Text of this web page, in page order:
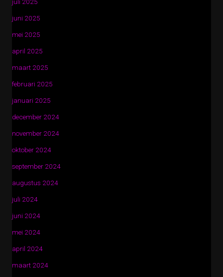
juni 2025
mei 2025
april 2025
maart 2025
februari 2025
januari 2025
december 2024
november 2024
oktober 2024
september 2024
augustus 2024
juli 2024
juni 2024
mei 2024
april 2024
maart 2024